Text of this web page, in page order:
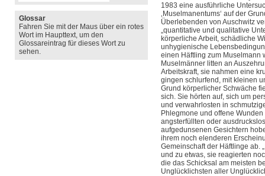
Glossar
Fahren Sie mit der Maus über ein rotes
Wort im Haupttext, um den
Glossareintrag für dieses Wort zu
sehen.
1983 eine ausführliche
‚Muselmanentums‘ auf der
Überlebenden von Auschwitz
„quantitative und qualitative
körperliche Arbeit, schädliche
unhygienische
einen Häftling zum Muselmann
Muselmänner litten an
Arbeitskraft, sie nahmen eine
gingen schlurfend, mit kleinen
Grund körperlicher Schwäche
sich. Sie hörten auf, sich um
und verwahrlosten in
Phlegmone und offene
angsterfüllten oder
aufgedunsenen Gesichtern
ihrem noch elenderen
Gemeinschaft der Häftlinge ab.
und zu etwas, sie reagierten
die das Schicksal am meisten
Unglücklichsten aller